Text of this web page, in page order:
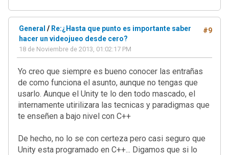
#9
General / Re:¿Hasta que punto es importante saber
hacer un videojueo desde cero?
18 de Noviembre de 2013, 01:02:17 PM
Yo creo que siempre es bueno conocer las entrañas
de como funciona el asunto, aunque no tengas que
usarlo. Aunque el Unity te lo den todo mascado, el
internamente utirilizara las tecnicas y paradigmas que
te enseñen a bajo nivel con C++
De hecho, no lo se con certeza pero casi seguro que
Unity esta programado en C++... Digamos que si lo